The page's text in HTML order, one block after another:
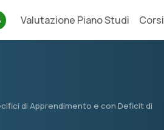
Valutazione Piano Studi Corsi
di Apprendimento e con Deficit di